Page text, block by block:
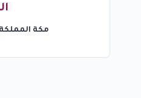
مكة